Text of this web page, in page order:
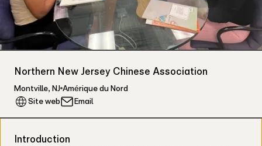
Northern New Jersey Chinese Association
Montville, NJ Amérique du Nord
Site web
Email
Introduction